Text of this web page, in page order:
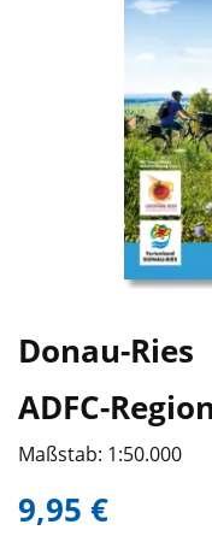
Donau-Ries
ADFC-
Maßstab: 1:50.000
9,95 €